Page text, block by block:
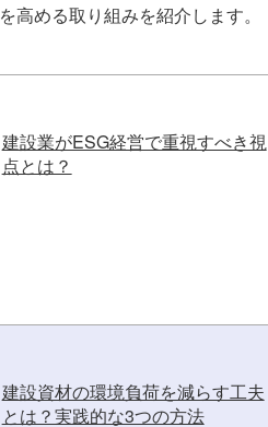
める取り組みを紹介します。
建設業がESG経営で重視すべき視
点とは？
建設資材の環境負荷を減らす工夫
とは？実践的な3つの方法